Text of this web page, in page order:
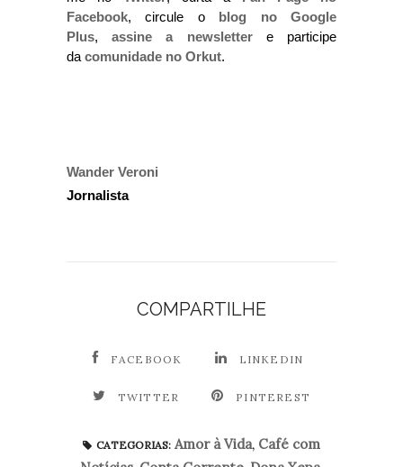
Facebook, circule o blog no Google
Plus,assine a newslettere participe
dacomunidade no Orkut.
Wander Veroni
Jornalista
COMPARTILHE
FACEBOOK LINKEDIN
TWITTER PINTEREST
CATEGORIAS: Amor à Vida, Café com